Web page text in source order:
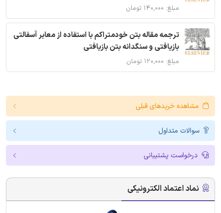
مبلغ: ۱۴۰,۰۰۰ تومان
ترجمه مقاله بتن خودمتراکم با استفاده از معابر آسفالتی
بازیافتی و سنگدانه بتن بازیافتی
مبلغ: ۱۲۰,۰۰۰ تومان
مشاهده خریدهای قبلی
سوالات متداول
درخواست پشتیبانی
نماد اعتماد الکترونیکی